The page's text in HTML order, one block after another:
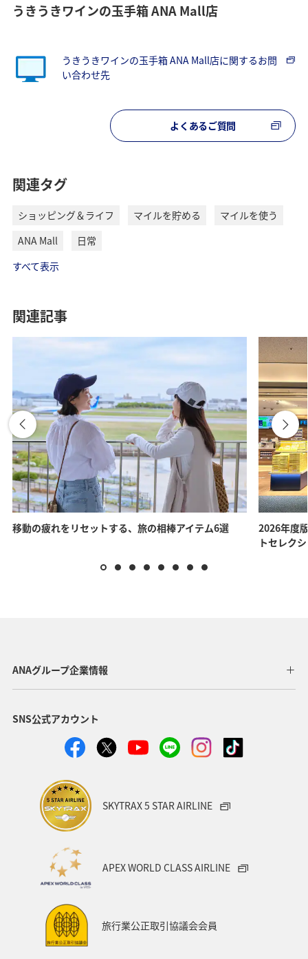
うきうきワインの玉手箱 ANA Mall店
うきうきワインの玉手箱 ANA Mall店に関するお問
い合わせ先
よくあるご質問
関連タグ
ショッピング＆ライフ マイルを貯める
マイルを使う
ANA Mall
日常
すべて表示
関連記事
移動の疲れをリセットする、旅の相棒アイテム6選
2026年度
トセレク
ANAグループ企業情報
SNS公式アカウント
SKYTRAX 5 STAR AIRLINE
APEX WORLD CLASS AIRLINE
旅行業公正取引協議会会員